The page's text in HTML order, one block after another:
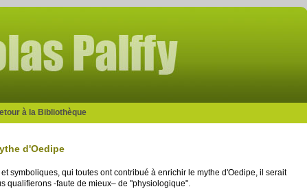
à la Bibliothèque
d'Oedipe
symboliques, qui toutes ont contribué à enrichir le mythe d'Oedipe, il serait
qualifierons -faute de mieux– de "physiologique".